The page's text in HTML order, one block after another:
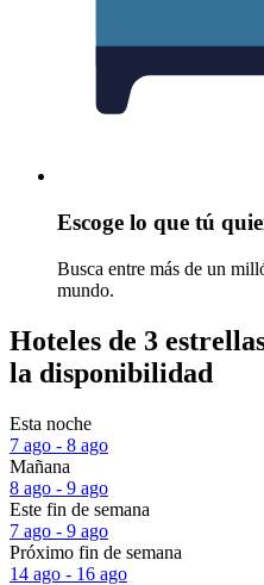
Escoge lo que tú
Busca entre más de un
mundo.
Hoteles de 3
la disponibilidad
Esta noche
7 ago - 8 ago
Mañana
8 ago - 9 ago
Este fin de semana
7 ago - 9 ago
Próximo fin de semana
14 ago - 16 ago